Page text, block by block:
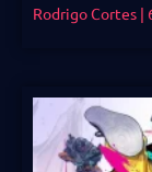
Rodrigo Cortes